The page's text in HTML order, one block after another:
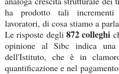
ha prodotto tali
lavoratori, di cosa stiamo a
Le risposte degli 872 colleghi
opinione al Sibc indica
dell'Istituto, che è in
quantificazione e nel